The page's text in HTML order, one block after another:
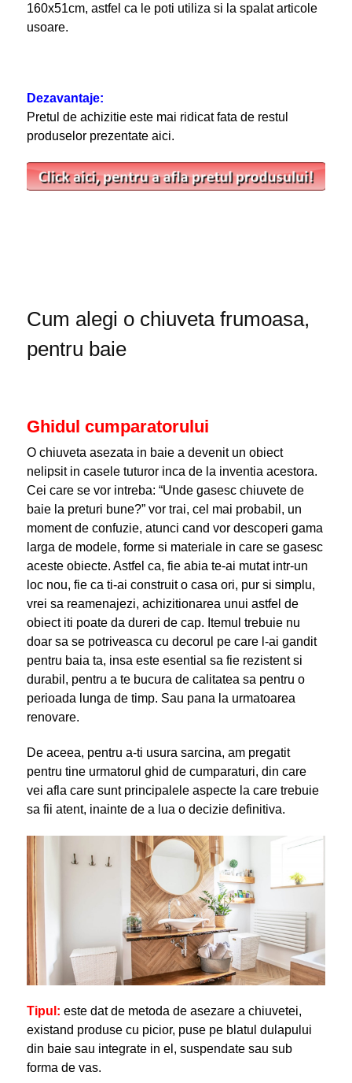
160x51cm, astfel ca le poti utiliza si la spalat articole
usoare.
Dezavantaje:
Pretul de achizitie este mai ridicat fata de restul
produselor prezentate aici.
Cum alegi o chiuveta frumoasa,
pentru baie
Ghidul cumparatorului
O chiuveta asezata in baie a devenit un obiect
nelipsit in casele tuturor inca de la inventia acestora.
Cei care se vor intreba: “Unde gasesc chiuvete de
baie la preturi bune?” vor trai, cel mai probabil, un
moment de confuzie, atunci cand vor descoperi gama
larga de modele, forme si materiale in care se gasesc
aceste obiecte. Astfel ca, fie abia te-ai mutat intr-un
loc nou, fie ca ti-ai construit o casa ori, pur si simplu,
vrei sa reamenajezi, achizitionarea unui astfel de
obiect iti poate da dureri de cap. Itemul trebuie nu
doar sa se potriveasca cu decorul pe care l-ai gandit
pentru baia ta, insa este esential sa fie rezistent si
durabil, pentru a te bucura de calitatea sa pentru o
perioada lunga de timp. Sau pana la urmatoarea
renovare.
De aceea, pentru a-ti usura sarcina, am pregatit
pentru tine urmatorul ghid de cumparaturi, din care
vei afla care sunt principalele aspecte la care trebuie
sa fii atent, inainte de a lua o decizie definitiva.
Tipul: este dat de metoda de asezare a chiuvetei,
existand produse cu picior, puse pe blatul dulapului
din baie sau integrate in el, suspendate sau sub
forma de vas.